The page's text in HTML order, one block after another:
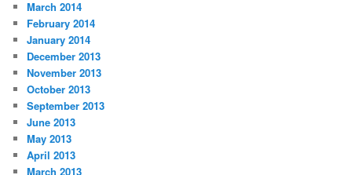
March 2014
February 2014
January 2014
December 2013
November 2013
October 2013
September 2013
June 2013
May 2013
April 2013
March 2013